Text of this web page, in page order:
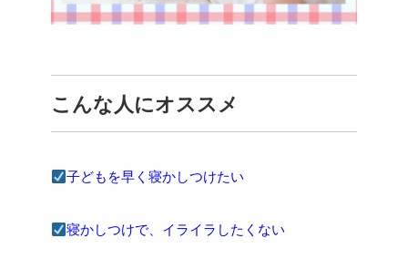
こんな人にオススメ
子どもを早く寝かしつけたい
寝かしつけで、イライラしたくない